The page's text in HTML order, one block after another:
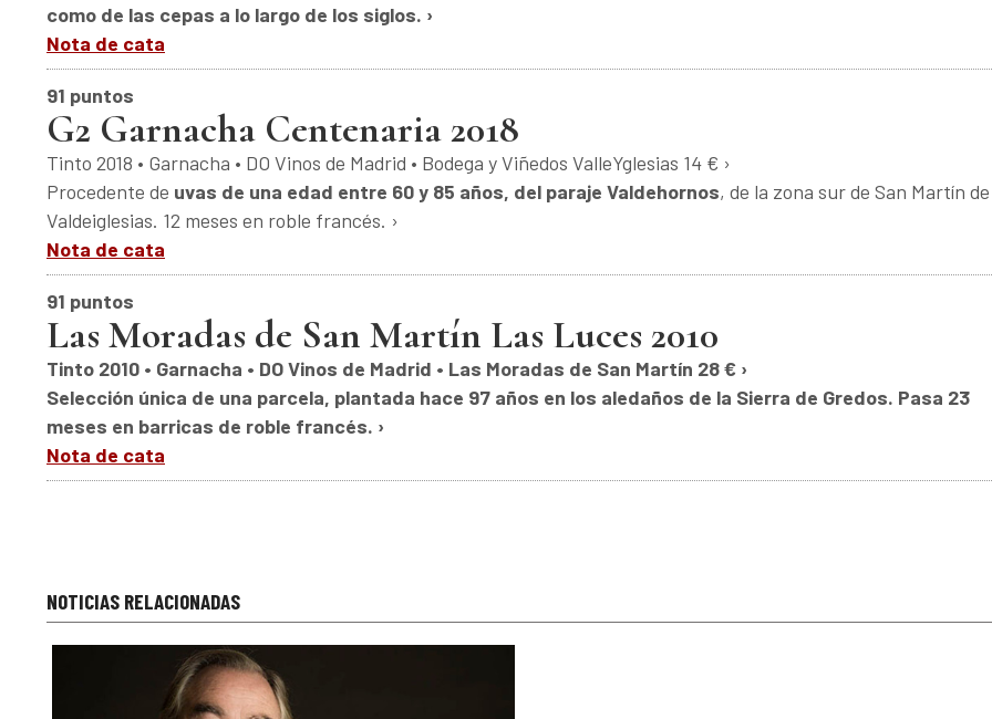
como de las cepas a lo largo de los siglos. ›
Nota de cata
91 puntos
G2 Garnacha Centenaria 2018
Tinto 2018 • Garnacha • DO Vinos de Madrid • Bodega y Viñedos ValleYglesias 14 € ›
Procedente de uvas de una edad entre 60 y 85 años, del paraje Valdehornos, de la zona sur de San Martín de
Valdeiglesias. 12 meses en roble francés. ›
Nota de cata
91 puntos
Las Moradas de San Martín Las Luces 2010
Tinto 2010 • Garnacha • DO Vinos de Madrid • Las Moradas de San Martín 28 € ›
Selección única de una parcela, plantada hace 97 años en los aledaños de la Sierra de Gredos. Pasa 23
meses en barricas de roble francés. ›
Nota de cata
NOTICIAS RELACIONADAS